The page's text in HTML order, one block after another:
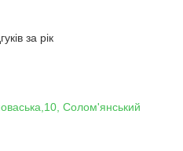
за рік
Солом'янський